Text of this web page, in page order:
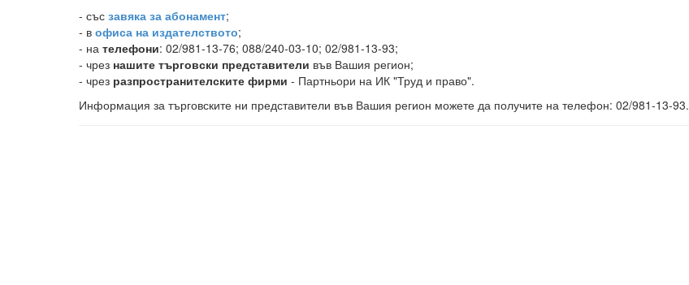
- със завяка за абонамент;
- в офиса на издателството;
- на телефони: 02/981-13-76; 088/240-03-10; 02/981-13-93;
- чрез нашите търговски представители във Вашия регион;
- чрез разпространителските фирми - Партньори на ИК "Труд и право".
Информация за търговските ни представители във Вашия регион можете да получите на телефон: 02/981-13-93.